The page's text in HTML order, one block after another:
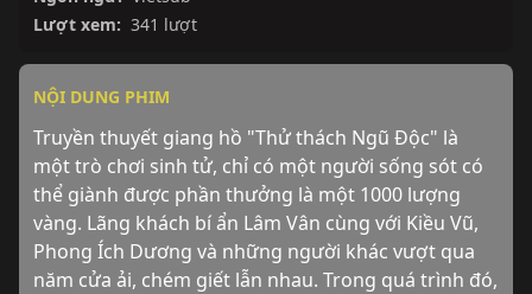
Lượt xem: 341 lượt
NỘI DUNG PHIM
Truyền thuyết giang hồ "Thử thách Ngũ Độc" là
một trò chơi sinh tử, chỉ có một người sống sót có
thể giành được phần thưởng là một 1000 lượng
vàng. Lãng khách bí ẩn Lâm Vân cùng với Kiều Vũ,
Phong Ích Dương và những người khác vượt qua
năm cửa ải, chém giết lẫn nhau. Trong quá trình đó,